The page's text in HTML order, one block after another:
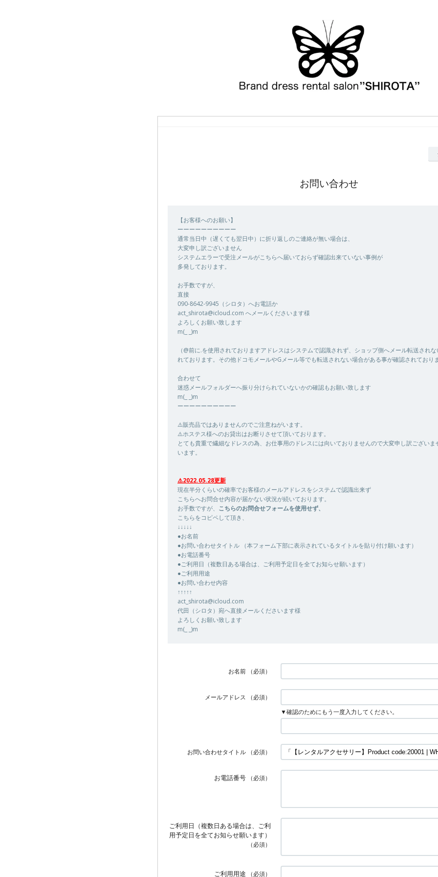
お問い合わせ
【お客様へのお願い】
ーーーーーーーーーー
通常当日中（遅くても翌日中）に折り返しのご連絡が無い場合は、
大変申し訳ございません
システムエラーで受注メールがこちらへ届いておらず確認出来ていない事例が
多発しております。
お手数ですが、
直接
090-8642-9945（シロタ）へお電話か
act_shirota@icloud.com へメールくださいます様
よろしくお願い致します
m(_ _)m
（@前に.を使用されておりますアドレスはシステムで認識されず、ショップ側へメール転送され
れております。その他ドコモメールやGメール等でも転送されない場合がある事が確認されており
合わせて
迷惑メールフォルダーへ振り分けられていないかの確認もお願い致します
m(_ _)m
ーーーーーーーーーー
⚠️販売品ではありませんのでご注意ねがいます。
⚠️ホステス様へのお貸出はお断りさせて頂いております。
とても貴重で繊細なドレスの為、お仕事用のドレスには向いておりませんので大変申し訳ございま
います。
⚠️2022.05.28更新
現在半分くらいの確率でお客様のメールアドレスをシステムで認識出来ず
こちらへお問合せ内容が届かない状況が続いております。
お手数ですが、 こちらのお問合せフォームを使用せず、
こちらをコピペして頂き、
↓↓↓↓↓
●お名前
●お問い合わせタイトル （本フォーム下部に表示されているタイトルを貼り付け願います）
●お電話番号
●ご利用日（複数日ある場合は、ご利用予定日を全てお知らせ願います）
●ご利用用途
●お問い合わせ内容
↑↑↑↑↑
act_shirota@icloud.com
代田（シロタ）宛へ直接メールくださいます様
よろしくお願い致します
m(_ _)m
お名前 （必須）
メールアドレス
（必須）
▼確認のためにもう一度入力してください。
お問い合わせタイトル （必須）
お電話番号 （必須）
ご利用日（複数日ある場合は、ご利
用予定日を全てお知らせ願います）
（必須）
ご利用用途 （必須）